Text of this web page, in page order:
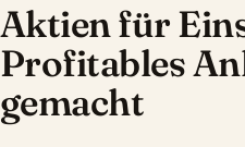
Aktien für
Profitables
gemacht